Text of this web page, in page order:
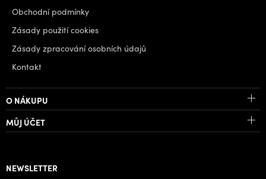
Obchodní podmínky
Zásady použití cookies
Zásady zpracování osobních údajů
Kontakt
O NÁKUPU
MŮJ ÚČET
NEWSLETTER